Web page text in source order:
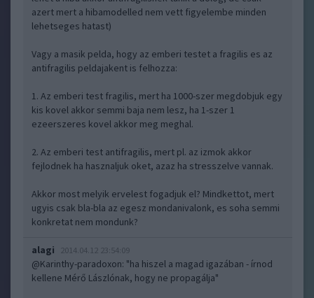
azert mert a hibamodelled nem vett figyelembe minden
lehetseges hatast)
Vagy a masik pelda, hogy az emberi testet a fragilis es az
antifragilis peldajakent is felhozza:
1. Az emberi test fragilis, mert ha 1000-szer megdobjuk egy
kis kovel akkor semmi baja nem lesz, ha 1-szer 1
ezeerszeres kovel akkor meg meghal.
2. Az emberi test antifragilis, mert pl. az izmok akkor
fejlodnek ha hasznaljuk oket, azaz ha stresszelve vannak.
Akkor most melyik ervelest fogadjuk el? Mindkettot, mert
ugyis csak bla-bla az egesz mondanivalonk, es soha semmi
konkretat nem mondunk?
alagi 2014.04.12 23:54:09
@Karinthy-paradoxon: "ha hiszel a magad igazában - írnod
kellene Mérő Lászlónak, hogy ne propagálja"